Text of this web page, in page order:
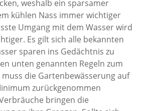
weshalb ein sparsamer
kühlen Nass immer wichtiger
Umgang mit dem Wasser wird
Es gilt sich alle bekannten
sparen ins Gedächtnis zu
unten genannten Regeln zum
die Gartenbewässerung auf
zurückgenommen
bringen die